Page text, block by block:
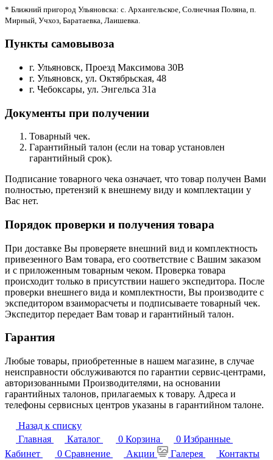
* Ближний пригород Ульяновска: с. Архангельское, Солнечная Поляна, п.
Мирный, Учхоз, Баратаевка, Лаишевка.
Пункты самовывоза
г. Ульяновск, Проезд Максимова 30В
г. Ульяновск, ул. Октябрьская, 48
г. Чебоксары, ул. Энгельса 31а
Документы при получении
Товарный чек.
Гарантийный талон (если на товар установлен
гарантийный срок).
Подписание товарного чека означает, что товар получен Вами
полностью, претензий к внешнему виду и комплектации у
Вас нет.
Порядок проверки и получения товара
При доставке Вы проверяете внешний вид и комплектность
привезенного Вам товара, его соответствие с Вашим заказом
и с приложенным товарным чеком. Проверка товара
происходит только в присутствии нашего экспедитора. После
проверки внешнего вида и комплектности, Вы производите с
экспедитором взаиморасчеты и подписываете товарный чек.
Экспедитор передает Вам товар и гарантийный талон.
Гарантия
Любые товары, приобретенные в нашем магазине, в случае
неисправности обслуживаются по гарантии сервис-центрами,
авторизованными Производителями, на основании
гарантийных талонов, прилагаемых к товару. Адреса и
телефоны сервисных центров указаны в гарантийном талоне.
Назад к списку
Главная
Каталог 0 Корзина 0 Избранные
Кабинет
0 Сравнение Акции Галерея
Контакты